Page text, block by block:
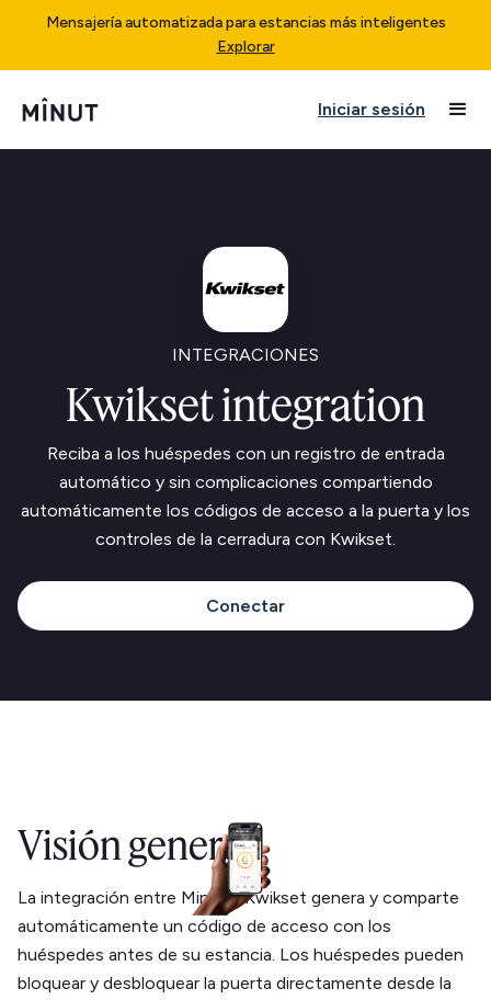
Mensajería automatizada para estancias más inteligentes
Explorar
Iniciar sesión
INTEGRACIONES
Kwikset integration
Reciba a los huéspedes con un registro de entrada
automático y sin complicaciones compartiendo
automáticamente los códigos de acceso a la puerta y los
controles de la cerradura con Kwikset.
Conectar
Visión general
La integración entre Minut y Kwikset genera y comparte
automáticamente un código de acceso con los
huéspedes antes de su estancia. Los huéspedes pueden
bloquear y desbloquear la puerta directamente desde la